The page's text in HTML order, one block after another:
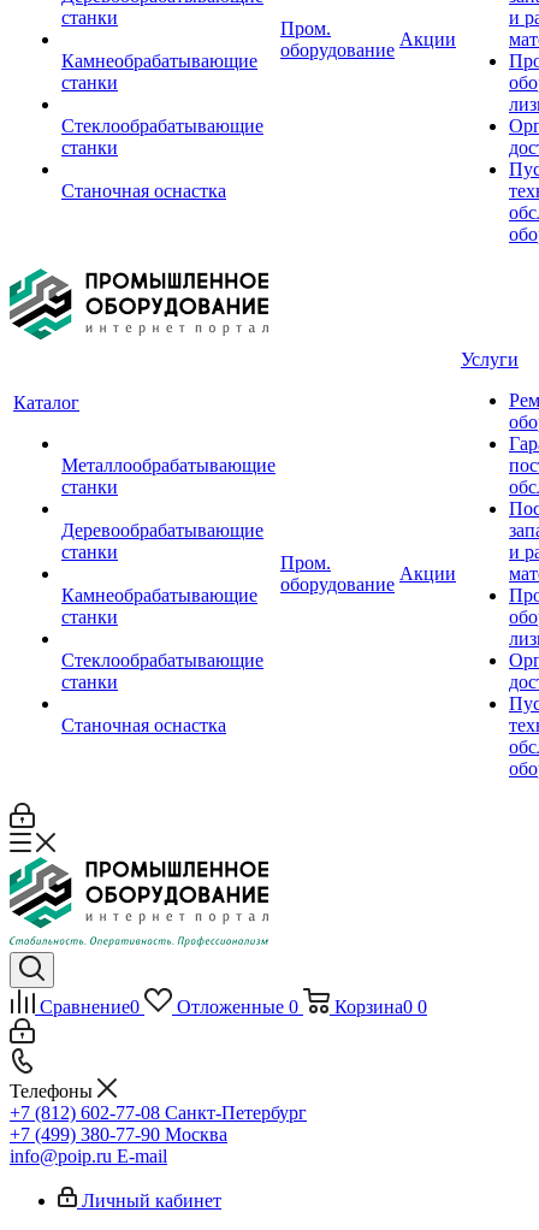
станки
Камнеобрабатывающие
станки
Стеклообрабатывающие
станки
Станочная оснастка
Пром.
оборудование
Акции
и
Каталог
Металлообрабатывающие
станки
Деревообрабатывающие
станки
Камнеобрабатывающие
станки
Стеклообрабатывающие
станки
Станочная оснастка
Пром.
оборудование
Акции
Услуги
и
Сравнение0 Отложенные 0 Корзина0 0
Телефоны
+7 (812) 602-77-08 Санкт-Петербург
+7 (499) 380-77-90 Москва
info@poip.ru E-mail
Личный кабинет